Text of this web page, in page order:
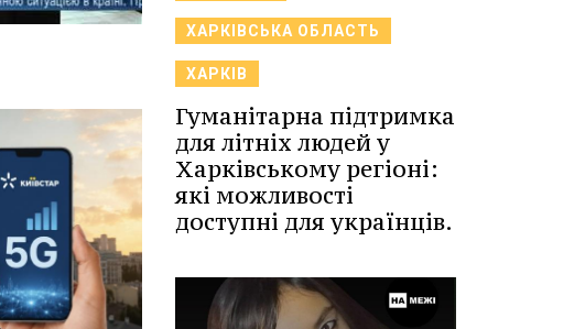
ХАРКІВСЬКА ОБЛАСТЬ
ХАРКІВ
Гуманітарна підтримка
для літніх людей у
Харківському регіоні:
які можливості
доступні для українців.